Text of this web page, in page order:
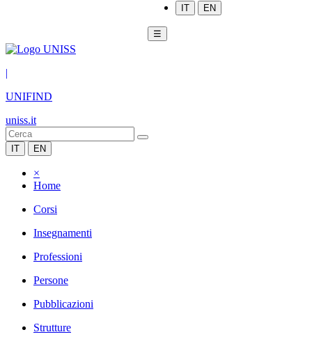
IT EN
☰
|
UNIFIND
uniss.it
IT EN
×
Home
Corsi
Insegnamenti
Professioni
Persone
Pubblicazioni
Strutture